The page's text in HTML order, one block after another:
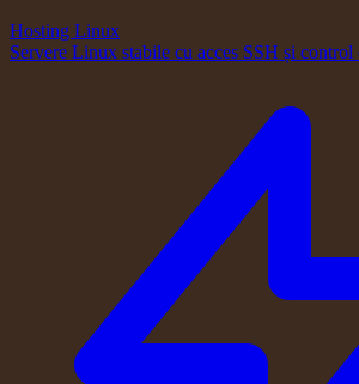
Hosting Linux
Servere Linux stabile cu acces SSH și control